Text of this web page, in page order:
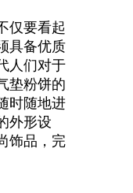
仅要看起
具备优质
人们对于
垫粉饼的
时随地进
外形设
饰品，完